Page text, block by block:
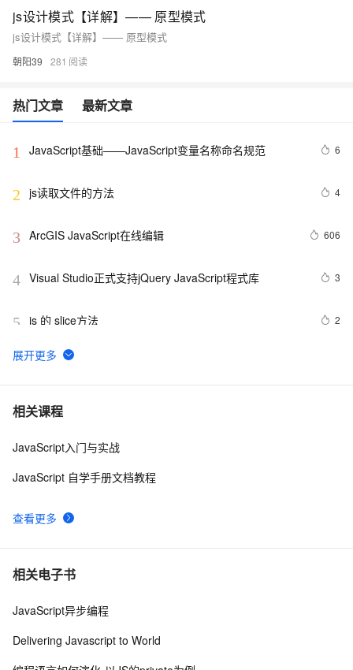
js设计模式【详解】—— 原型模式
js设计模式【详解】—— 原型模式
朝阳39 281
热门文章 最新文章
1 JavaScript基础——JavaScript变量名称命名规范 6
2 js读取文件的方法 4
3 ArcGIS JavaScript在线编辑 606
4 Visual Studio正式支持jQuery JavaScript程式库 3
5 js 的 slice方法 2
6 js 闭包 原型
7 在IE下的JS编程需注意的内存释放问题
8 js 小技巧----复制
相关课程
查看更多
JavaScript入门与实战
JavaScript 自学手册文档教程
相关电子书
JavaScript异步编程
Delivering Javascript to World